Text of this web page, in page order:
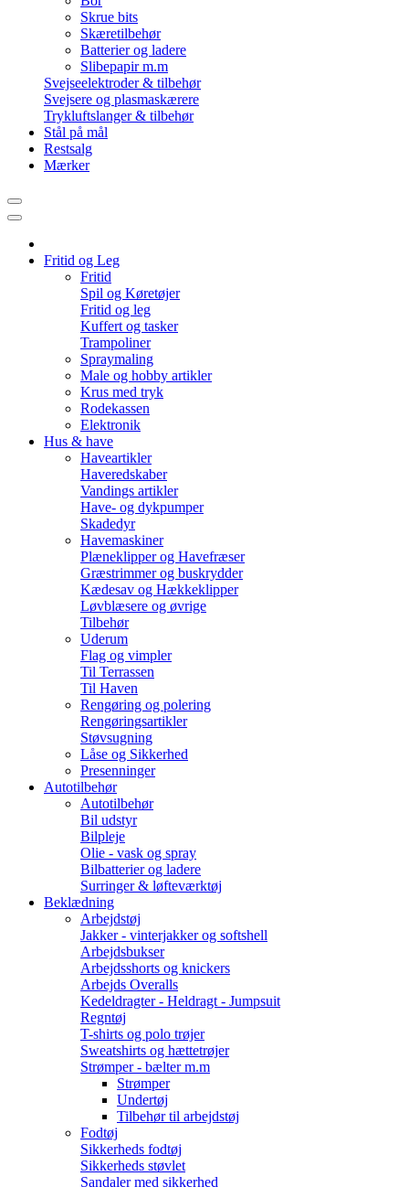
Skrue bits
Skæretilbehør
Batterier og ladere
Slibepapir m.m
Svejseelektroder & tilbehør
Svejsere og plasmaskærere
Trykluftslanger & tilbehør
Stål på mål
Restsalg
Mærker
Fritid og Leg
Fritid
Spil og Køretøjer
Fritid og leg
Kuffert og tasker
Trampoliner
Spraymaling
Male og hobby artikler
Krus med tryk
Rodekassen
Elektronik
Hus & have
Haveartikler
Haveredskaber
Vandings artikler
Have- og dykpumper
Skadedyr
Havemaskiner
Plæneklipper og Havefræser
Græstrimmer og buskrydder
Kædesav og Hækkeklipper
Løvblæsere og øvrige
Tilbehør
Uderum
Flag og vimpler
Til Terrassen
Til Haven
Rengøring og polering
Rengøringsartikler
Støvsugning
Låse og Sikkerhed
Presenninger
Autotilbehør
Autotilbehør
Bil udstyr
Bilpleje
Olie - vask og spray
Bilbatterier og ladere
Surringer & løfteværktøj
Beklædning
Arbejdstøj
Jakker - vinterjakker og softshell
Arbejdsbukser
Arbejdsshorts og knickers
Arbejds Overalls
Kedeldragter - Heldragt - Jumpsuit
Regntøj
T-shirts og polo trøjer
Sweatshirts og hættetrøjer
Strømper - bælter m.m
Strømper
Undertøj
Tilbehør til arbejdstøj
Fodtøj
Sikkerheds fodtøj
Sikkerheds støvlet
Sandaler med sikkerhed